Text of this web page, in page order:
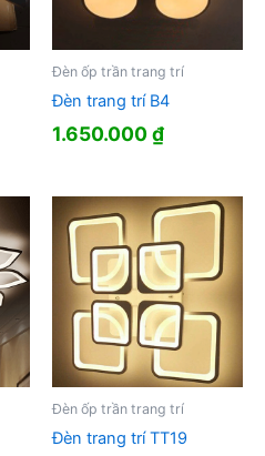
Đèn ốp trần trang trí
Đèn trang trí B4
1.650.000₫
Đèn ốp trần trang trí
Đèn trang trí TT19